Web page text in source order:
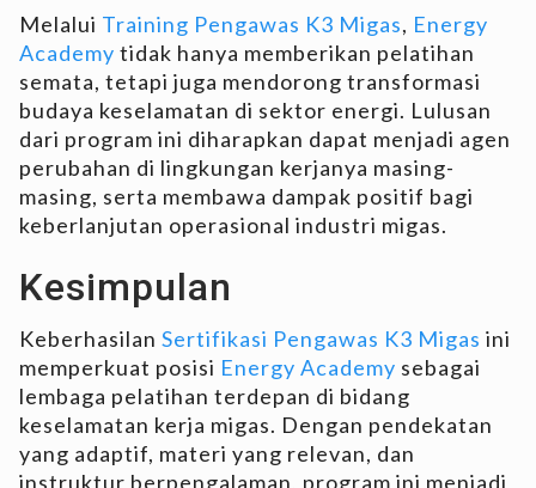
Melalui Training Pengawas K3 Migas, Energy
Academy tidak hanya memberikan pelatihan
semata, tetapi juga mendorong transformasi
budaya keselamatan di sektor energi. Lulusan
dari program ini diharapkan dapat menjadi agen
perubahan di lingkungan kerjanya masing-
masing, serta membawa dampak positif bagi
keberlanjutan operasional industri migas.
Kesimpulan
Keberhasilan Sertifikasi Pengawas K3 Migas ini
memperkuat posisi Energy Academy sebagai
lembaga pelatihan terdepan di bidang
keselamatan kerja migas. Dengan pendekatan
yang adaptif, materi yang relevan, dan
instruktur berpengalaman, program ini menjadi